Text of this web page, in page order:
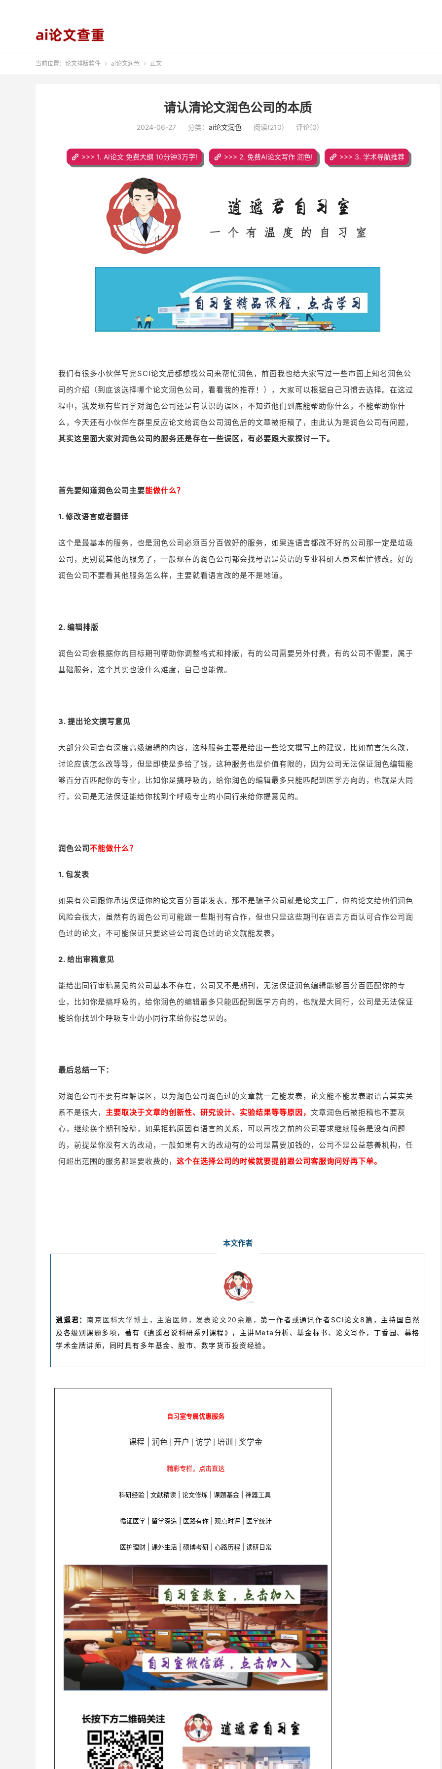
当前位置： 论文排版软件  ai论文润色  正文
请认清论文润色公司的本质
2024-06-27 分类： ai论文润色 阅读(210) 评论(0)
>>> 1. AI论文 免费大纲 10分钟3万字! >>> 2. 免费AI论文写作 润色! >>> 3. 学术导航推荐
我们有很多小伙伴写完SCI论文后都想找公司来帮忙润色，前面我也给大家写过一些市面上知名润色公
司的介绍
（到底该选择哪个论文润色公司，看看我的推荐！ ）
，大家可以根据自己习惯去选择。在这过
程中，我发现有些同学对润色公司还是有认识的误区，不知道他们到底能帮助你什么，不能帮助你什
么，今天还有小伙伴在群里反应论文给润色公司润色后的文章被拒稿了，由此认为是润色公司有问题，
其实这里面大家对润色公司的服务还是存在一些误区，有必要跟大家探讨一下。
首先要知道润色公司主要能做什么？
1. 修改语言或者翻译
这个是最基本的服务，也是润色公司必须百分百做好的服务，如果连语言都改不好的公司那一定是垃圾
公司，更别说其他的服务了，一般现在的润色公司都会找母语是英语的专业科研人员来帮忙修改。好的
润色公司不要看其他服务怎么样，主要就看语言改的是不是地道。
2. 编辑排版
润色公司会根据你的目标期刊帮助你调整格式和排版，有的公司需要另外付费，有的公司不需要，属于
基础服务，这个其实也没什么难度，自己也能做。
3. 提出论文撰写意见
大部分公司会有深度高级编辑的内容，这种服务主要是给出一些论文撰写上的建议，比如前言怎么改，
讨论应该怎么改等等，但是即使是多给了钱，这种服务也是价值有限的，因为公司无法保证润色编辑能
够百分百匹配你的专业，比如你是搞呼吸的，给你润色的编辑最多只能匹配到医学方向的，也就是大同
行，公司是无法保证能给你找到个呼吸专业的小同行来给你提意见的。
润色公司不能做什么？
1. 包发表
如果有公司跟你承诺保证你的论文百分百能发表，那不是骗子公司就是论文工厂，你的论文给他们润色
风险会很大，虽然有的润色公司可能跟一些期刊有合作，但也只是这些期刊在语言方面认可合作公司润
色过的论文，不可能保证只要这些公司润色过的论文就能发表。
2. 给出审稿意见
能给出同行审稿意见的公司基本不存在，公司又不是期刊，无法保证润色编辑能够百分百匹配你的专
业，比如你是搞呼吸的，给你润色的编辑最多只能匹配到医学方向的，也就是大同行，公司是无法保证
能给你找到个呼吸专业的小同行来给你提意见的。
最后总结一下：
对润色公司不要有理解误区，以为润色公司润色过的文章就一定能发表，论文能不能发表跟语言其实关
系不是很大， 主要取决于文章的创新性、研究设计、实验结果等等原因， 文章润色后被拒稿也不要灰
心，继续换个期刊投稿，如果拒稿原因有语言的关系，可以再找之前的公司要求继续服务是没有问题
的，前提是你没有大的改动，一般如果有大的改动有的公司是需要加钱的，公司不是公益慈善机构，任
何超出范围的服务都是要收费的， 这个在选择公司的时候就要提前跟公司客服询问好再下单。
本文作者
逍遥君：南京医科大学博士，主治医师，发表论文20余篇，第一作者或通讯作者SCI论文8篇，主持国自然
及各级别课题多项，著有《逍遥君说科研系列课程》，主讲Meta分析、基金标书、论文写作，丁香园、募格
学术金牌讲师，同时具有多年基金、股市、数字货币投资经验。
自习室专属优惠服务
课程 | 润色 开户 访学 培训 奖学金
精彩专栏，点击直达
科研经验 | 文献精读 | 论文修炼 | 课题基金 | 神器工具
循证医学 留学深造| 医路有你 | 观点时评| 医学统计
医护理财 | 课外生活 | 硕博考研 | 心路历程 | 读研日常